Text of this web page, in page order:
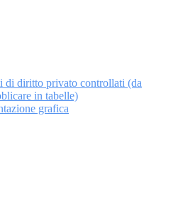
di diritto privato controllati (da
in tabelle)
grafica